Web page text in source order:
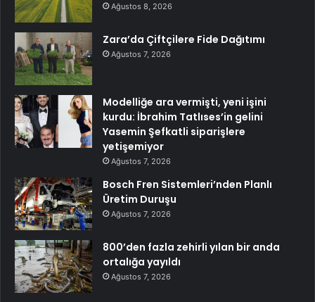
Ağustos 8, 2026
Zara’da Çiftçilere Fide Dağıtımı
Ağustos 7, 2026
Modelliğe ara vermişti, yeni işini
kurdu: İbrahim Tatlıses’in gelini
Yasemin Şefkatli siparişlere
yetişemiyor
Ağustos 7, 2026
Bosch Fren Sistemleri’nden Planlı
Üretim Duruşu
Ağustos 7, 2026
800’den fazla zehirli yılan bir anda
ortalığa yayıldı
Ağustos 7, 2026